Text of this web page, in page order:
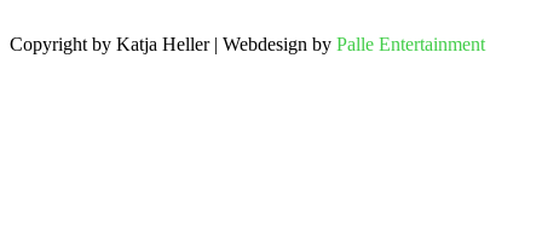
Copyright by Katja Heller | Webdesign by Palle Entertainment